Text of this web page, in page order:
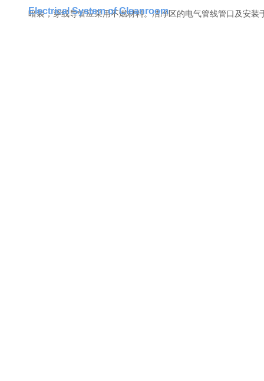
暗装，穿线导管应采用不燃材料。洁净区的电气管线管口及安
Electrical System of Cleanroom